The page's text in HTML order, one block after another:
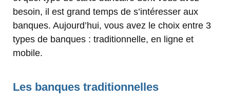
besoin, il est grand temps de s’intéresser aux
banques. Aujourd’hui, vous avez le choix entre 3
types de banques : traditionnelle, en ligne et
mobile.
Les banques traditionnelles